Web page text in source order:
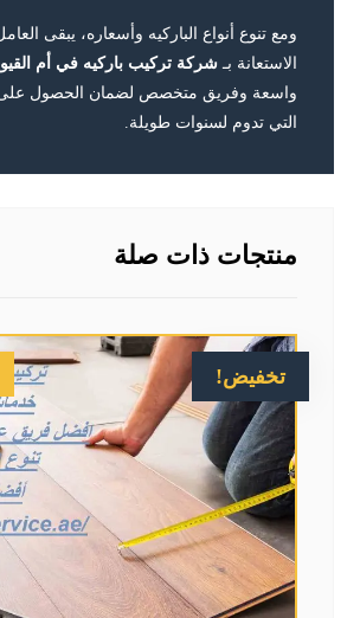
ومع تنوع أنواع الباركيه وأسعاره، يبقى
الاستعانة بـشركة تركيب باركيه في أم
واسعة وفريق متخصص لضمان الحصول على
التي تدوم لسنوات طويلة.
منتجات ذات صلة
تخفيض!